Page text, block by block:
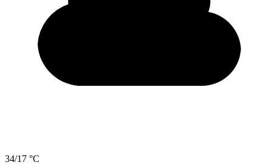
34/17 °C